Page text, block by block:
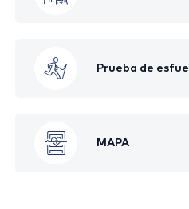
Prueba de
MAPA